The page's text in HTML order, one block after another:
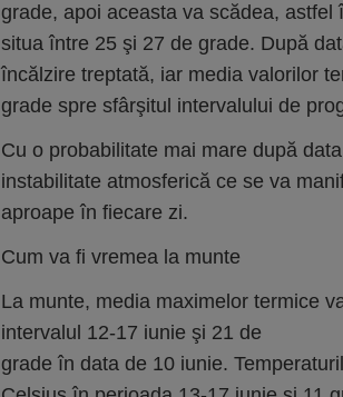
grade, apoi aceasta va scădea,
situa între 25 şi 27 de grade. După
încălzire treptată, iar media valorilor
grade spre sfârşitul intervalului de
Cu o probabilitate mai mare după
instabilitate atmosferică ce se va
aproape în fiecare zi.
Cum va fi vremea la munte
La munte, media maximelor termice
intervalul 12-17 iunie şi 21 de
grade în data de 10 iunie.